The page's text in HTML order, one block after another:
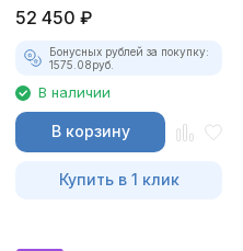
52 450 ₽
Бонусных рублей за покупку:
1575.08руб.
В наличии
В корзину
Купить в 1 клик